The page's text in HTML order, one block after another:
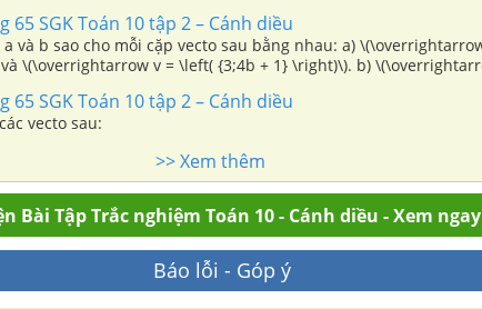
65 SGK Toán 10 tập 2 – Cánh diều
cho mỗi cặp vecto sau bằng nhau: a) \(\overrightarrow u = \left( {2a
{3;4b + 1} \right)\). b) \(\overrightarrow x = \left(
65 SGK Toán 10 tập 2 – Cánh diều
vecto sau:
>> Xem thêm
Bài Tập Trắc nghiệm Toán 10 - Cánh diều - Xem ngay
Báo lỗi - Góp ý